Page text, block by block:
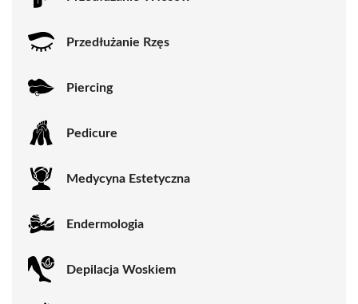
Przedłużanie Rzęs
Piercing
Pedicure
Medycyna Estetyczna
Endermologia
Depilacja Woskiem